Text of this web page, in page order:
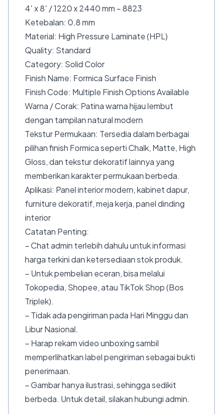
4′ x 8′ / 1220 x 2440 mm – 8823
Ketebalan: 0.8 mm
Material: High Pressure Laminate (HPL)
Quality: Standard
Category: Solid Color
Finish Name: Formica Surface Finish
Finish Code: Multiple Finish Options Available
Warna / Corak: Patina warna hijau lembut
dengan tampilan natural modern
Tekstur Permukaan: Tersedia dalam berbagai
pilihan finish Formica seperti Chalk, Matte, High
Gloss, dan tekstur dekoratif lainnya yang
memberikan karakter permukaan berbeda.
Aplikasi: Panel interior modern, kabinet dapur,
furniture dekoratif, meja kerja, panel dinding
interior
Catatan Penting:
– Chat admin terlebih dahulu untuk informasi
harga terkini dan ketersediaan stok produk.
– Untuk pembelian eceran, bisa melalui
Tokopedia, Shopee, atau TikTok Shop (Bos
Triplek).
– Tidak ada pengiriman pada Hari Minggu dan
Libur Nasional.
– Harap rekam video unboxing sambil
memperlihatkan label pengiriman sebagai bukti
penerimaan.
– Gambar hanya ilustrasi, sehingga sedikit
berbeda. Untuk detail, silakan hubungi admin.